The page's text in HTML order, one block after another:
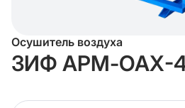
Осушитель воздуха
ЗИФ АРМ-ОАХ-